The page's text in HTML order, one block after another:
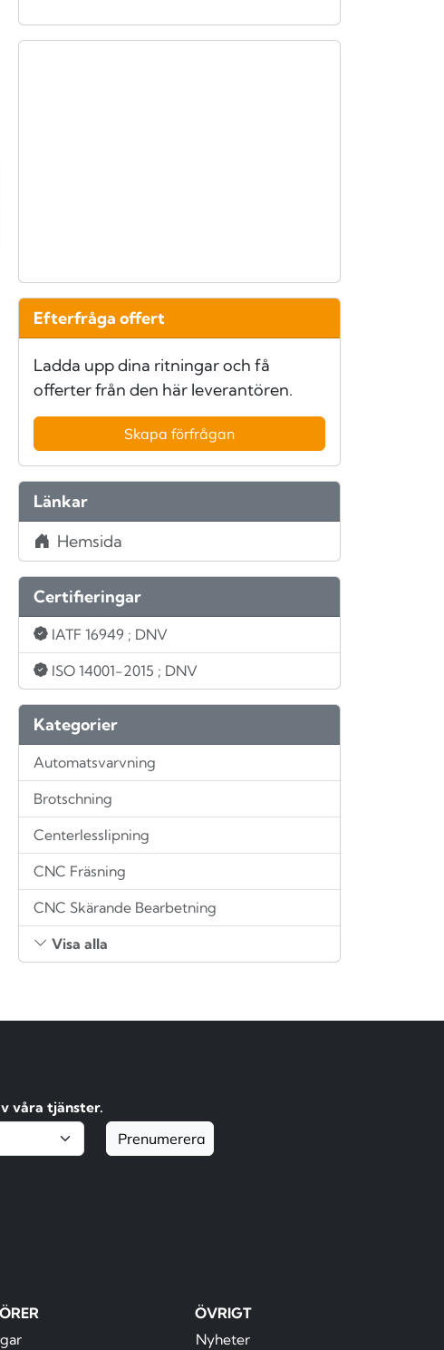
Efterfråga offert
Ladda upp dina ritningar och få
offerter från den här leverantören.
Skapa förfrågan
Länkar
Hemsida
Certifieringar
IATF 16949 ; DNV
ISO 14001-2015 ; DNV
Kategorier
Automatsvarvning
Brotschning
Centerlesslipning
CNC Fräsning
CNC Skärande Bearbetning
Visa alla
våra tjänster.
Prenumerera
ÖVRIGT
Nyheter